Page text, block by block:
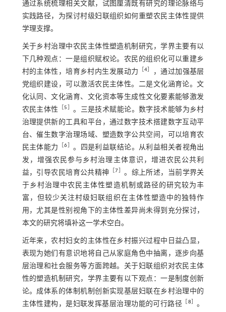
通过系统梳理相关文献，试图厘清既有研究的理论脉络与
实践路径，为探讨村级妇联组织如何重塑农民主体性提供
学理支撑。
关于乡村治理中农民主体性塑造机制研究，学界主要有以
下几种观点：一是组织赋权论。农民的组织化可以重建乡
村的主体性，培育乡村内生发展动力
4］
，通过加强基层
党组织建设，可以激活农民主体性。二是文化涵育论。文
化认同、文化涵育、文化资本等生成性文化要素能够激发
农民主体性
［5
。三是技术赋能论。数字技术能够为乡村
治理提供新的工具和平台，通过数字技术搭建数字互动平
台、催生数字治理场域、塑造数字公共空间，可以培育农
民主体能力
［6
。四是利益联结论。从利益相关者视角出
发，增强农民参与乡村治理主体意识，增进农民公共利
益，引导农民培育公共精神
［7
。综上所述，当前学界关
于乡村治理中农民主体性塑造机制或路径的研究较为丰
富，但较少关注村级妇联组织在主体性塑造中的独特作
用，尤其是性别视角下的主体性差异尚未得到充分探讨，
本文的研究将填补这一学术空白。
近年来，农村妇女的主体性在乡村振兴过程中日益凸显，
表现为她们有意识地将自己从家庭角色中抽离，逐步向基
层治理和社会服务等方面跨越。关于妇联组织对农民主体
性的塑造机制研究，学界主要有以下观点：一是制度创新
论。成体系的体制机制创新实现基层妇联在乡村治理中的
主体性建构，是妇联发挥基层治理功能的可行路径
8
。